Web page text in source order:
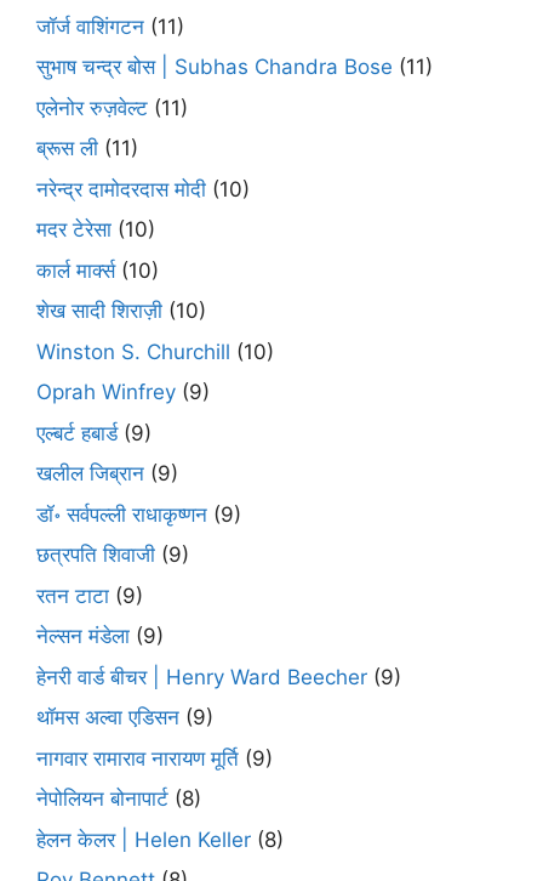
जॉर्ज वाशिंगटन (11)
सुभाष चन्द्र बोस | Subhas Chandra Bose (11)
एलेनोर रुज़वेल्ट (11)
ब्रूस ली (11)
नरेन्द्र दामोदरदास मोदी (10)
मदर टेरेसा (10)
कार्ल मार्क्स(10)
शेख सादी शिराज़ी (10)
Winston S. Churchill (10)
Oprah Winfrey (9)
एल्बर्ट हबार्ड(9)
खलील जिब्रान (9)
डॉ॰ सर्वपल्ली राधाकृष्णन (9)
छत्रपति शिवाजी (9)
रतन टाटा (9)
नेल्सन मंडेला (9)
हेनरी वार्ड बीचर | Henry Ward Beecher (9)
थॉमस अल्वा एडिसन (9)
नागवार रामाराव नारायण मूर्ति (9)
नेपोलियन बोनापार्ट (8)
हेलन केलर | Helen Keller (8)